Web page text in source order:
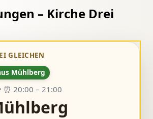
– Kirche Drei
GLEICHEN
Mühlberg
⏰ 20:00 – 21:00